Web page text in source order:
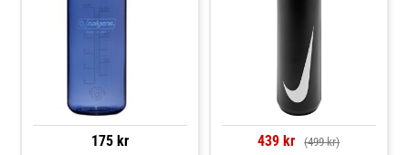
återvunnet material Tillverkad för
att hålla livet ut Kan diskas i
diskmaskin Läckagesäker
Skruvkork och rem Låg vikt
Diameter lock: 63mm Diameter
flaska: 89mm Höjd: 210mm Volym:
1L Vikt: 178g
175 kr 439 kr (499 kr)